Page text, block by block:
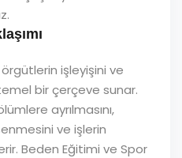
örgütlerin işleyişini ve
bir çerçeve sunar.
ayrılmasını,
ve işlerin
Beden Eğitimi ve Spor